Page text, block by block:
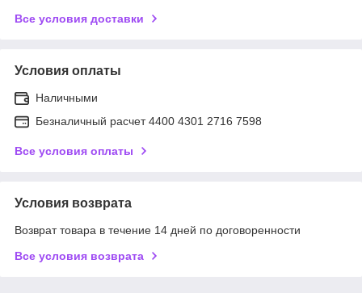
Все условия доставки
Условия оплаты
Наличными
Безналичный расчет 4400 4301 2716 7598
Все условия оплаты
Условия возврата
Возврат товара в течение 14 дней по договоренности
Все условия возврата